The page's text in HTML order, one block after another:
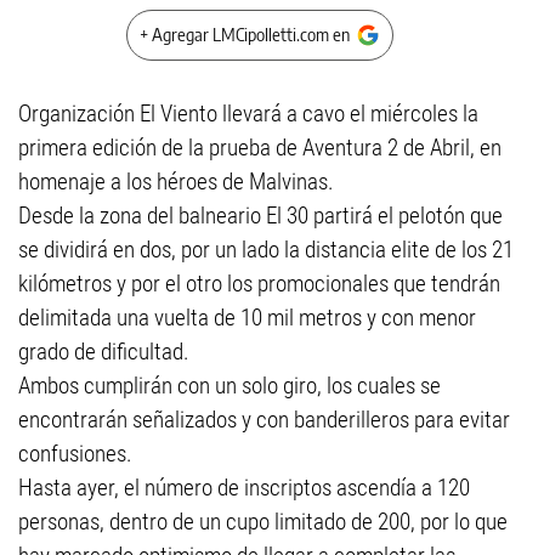
+ Agregar LMCipolletti.com en
Organización El Viento llevará a cavo el miércoles la
primera edición de la prueba de Aventura 2 de Abril, en
homenaje a los héroes de Malvinas.
Desde la zona del balneario El 30 partirá el pelotón que
se dividirá en dos, por un lado la distancia elite de los 21
kilómetros y por el otro los promocionales que tendrán
delimitada una vuelta de 10 mil metros y con menor
grado de dificultad.
Ambos cumplirán con un solo giro, los cuales se
encontrarán señalizados y con banderilleros para evitar
confusiones.
Hasta ayer, el número de inscriptos ascendía a 120
personas, dentro de un cupo limitado de 200, por lo que